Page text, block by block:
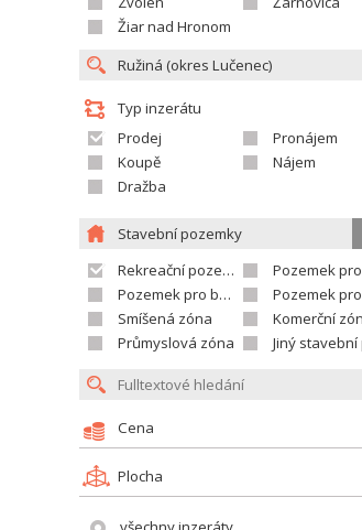
Žiar nad Hronom
Typ inzerátu
Prodej
Pronájem
Koupě
Nájem
Dražba
Stavební pozemky
Rekreační pozemek
Pozemek pro rodinné
Pozemek pro bytovou výstavbu
Pozemek pro občanskou
Smíšená zóna
Komerční
Průmyslová zóna
Jiný stavební
Cena
Plocha